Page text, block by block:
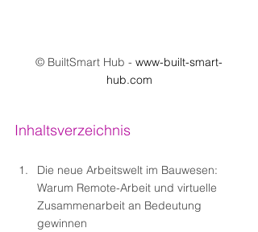
© BuiltSmart Hub - www-built-smart-
hub.com
Inhaltsverzeichnis
Die neue Arbeitswelt im Bauwesen:
Warum Remote-Arbeit und virtuelle
Zusammenarbeit an Bedeutung
gewinnen